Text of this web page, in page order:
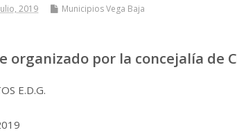
2019 Municipios Vega Baja
organizado por la concejalía de
E.D.G.